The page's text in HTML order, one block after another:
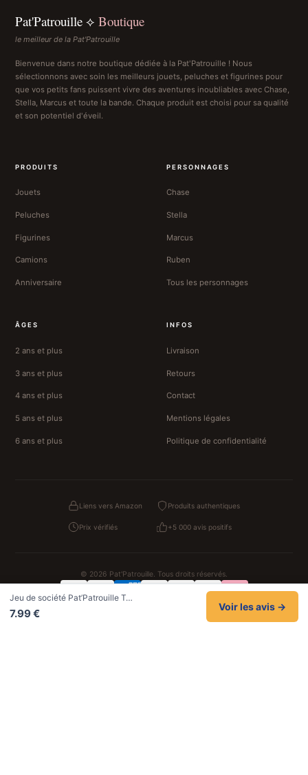
Pat'Patrouille ⟡ Boutique
le meilleur de la Pat'Patrouille
Bienvenue dans notre boutique dédiée à la Pat'Patrouille ! Nous
sélectionnons avec soin les meilleurs jouets, peluches et figurines pour
que vos petits fans puissent vivre des aventures inoubliables avec Chase,
Stella, Marcus et toute la bande. Chaque produit est choisi pour sa qualité
et son potentiel d'éveil.
PRODUITS
Jouets
Peluches
Figurines
Camions
Anniversaire
PERSONNAGES
Chase
Stella
Marcus
Ruben
Tous les personnages
ÂGES
2 ans et plus
3 ans et plus
4 ans et plus
5 ans et plus
6 ans et plus
INFOS
Livraison
Retours
Contact
Mentions légales
Politique de confidentialité
Liens vers Amazon Produits authentiques
Prix vérifiés +5 000 avis positifs
© 2026 Pat'Patrouille. Tous droits réservés.
ConfidentialitéCGV Mentions légales
Jeu de société Pat’Patrouille T…
7.99 €
Voir les avis →